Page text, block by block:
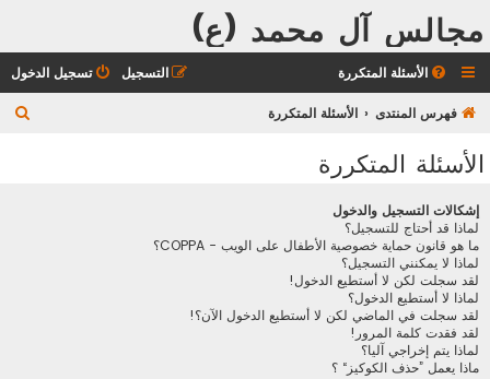
مجالس آل محمد (ع)
الأسئلة المتكررة تسجيل الدخول التسجيل
فهرس المنتدى الأسئلة المتكررة
الأسئلة المتكررة
إشكالات التسجيل والدخول
لماذا قد أحتاج للتسجيل؟
ما هو قانون حماية خصوصية الأطفال على الويب - COPPA؟
لماذا لا يمكنني التسجيل؟
لقد سجلت لكن لا أستطيع الدخول!
لماذا لا أستطيع الدخول؟
لقد سجلت في الماضي لكن لا أستطيع الدخول الآن؟!
لقد فقدت كلمة المرور!
لماذا يتم إخراجي آليا؟
ماذا يعمل ”حذف الكوكيز“ ؟